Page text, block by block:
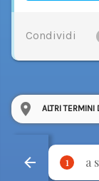
Condividi
ALTRI TERMINI
1 a